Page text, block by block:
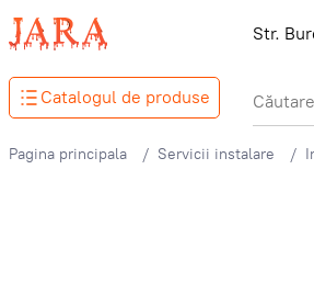
Str.
Catalogul de produse
Pagina principala Servicii instalare